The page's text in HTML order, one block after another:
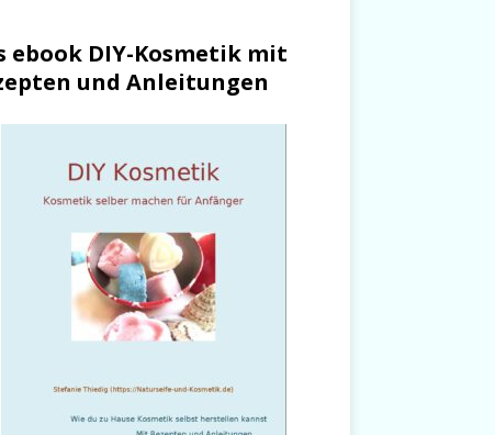
ebook DIY-Kosmetik mit
und Anleitungen